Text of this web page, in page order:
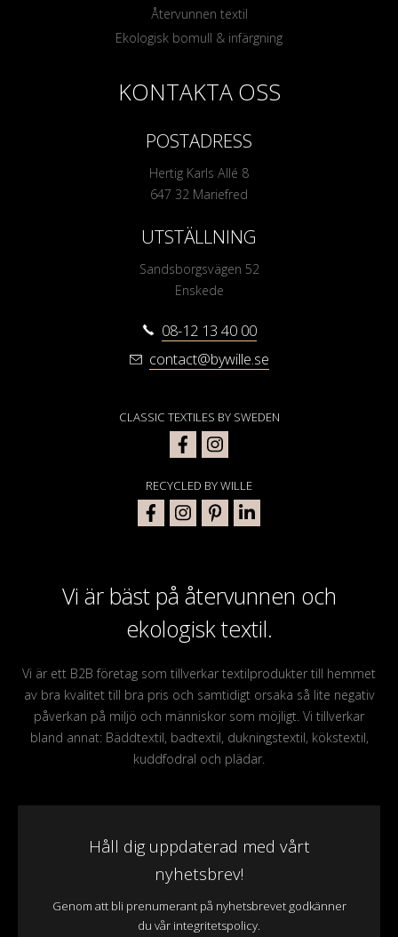
Återvunnen textil
Ekologisk bomull & infärgning
Vi är bäst på återvunnen och
ekologisk textil.
Vi är ett B2B företag som tillverkar textilprodukter till hemmet
av bra kvalitet till bra pris och samtidigt orsaka så lite negativ
påverkan på miljö och människor som möjligt. Vi tillverkar
bland annat: Bäddtextil, badtextil, dukningstextil, kökstextil,
kuddfodral och plädar.
Håll dig uppdaterad med vårt
nyhetsbrev!
Genom att bli prenumerant på nyhetsbrevet godkänner
du vår integritetspolicy.
KONTAKTA OSS
POSTADRESS
Hertig Karls Allé 8
647 32 Mariefred
UTSTÄLLNING
Sandsborgsvägen 52
Enskede
08-12 13 40 00
contact@bywille.se
CLASSIC TEXTILES BY SWEDEN
RECYCLED BY WILLE